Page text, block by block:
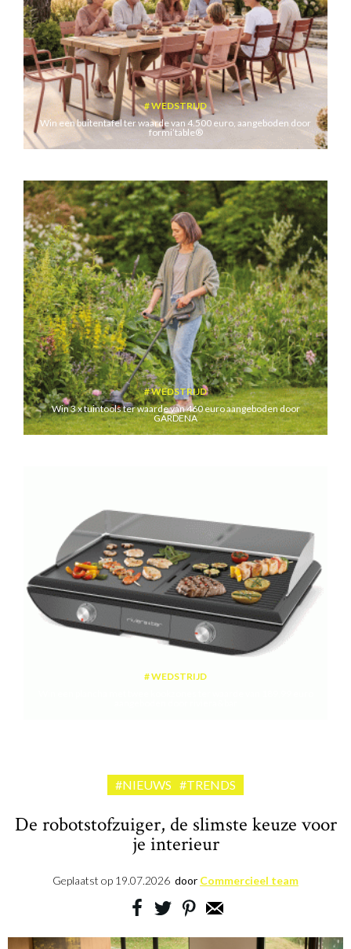
WEDSTRIJD
Win een buitentafel ter waarde van 4.500 euro, aangeboden door
formi’table®
WEDSTRIJD
Win 3 x tuintools ter waarde van 460 euro aangeboden door
GARDENA
WEDSTRIJD
#NIEUWS #TRENDS
De robotstofzuiger, de slimste keuze voor
je interieur
Geplaatst op 19.07.2026 door Commercieel team